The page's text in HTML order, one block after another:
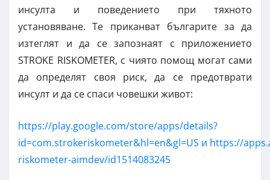
инсулта и поведението при тяхното
установяване. Те приканват българите за да
изтеглят и да се запознаят с приложението
STROKE RISKOMETER, с чиято помощ могат сами
да определят своя риск, да се предотврати
инсулт и да се спаси човешки живот:
https://play.google.com/store/apps/details?
id=com.strokeriskometer&hl=en&gl=US и https://
riskometer-aimdev/id1514083245